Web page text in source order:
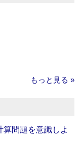
もっと見る »
算問題を意識しよ